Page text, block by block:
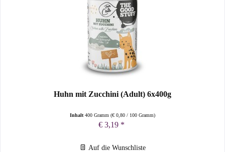
Huhn mit Zucchini (Adult) 6x400g
Inhalt400 Gramm(€ 0,80 / 100 Gramm)
€ 3,19 *
Auf die Wunschliste